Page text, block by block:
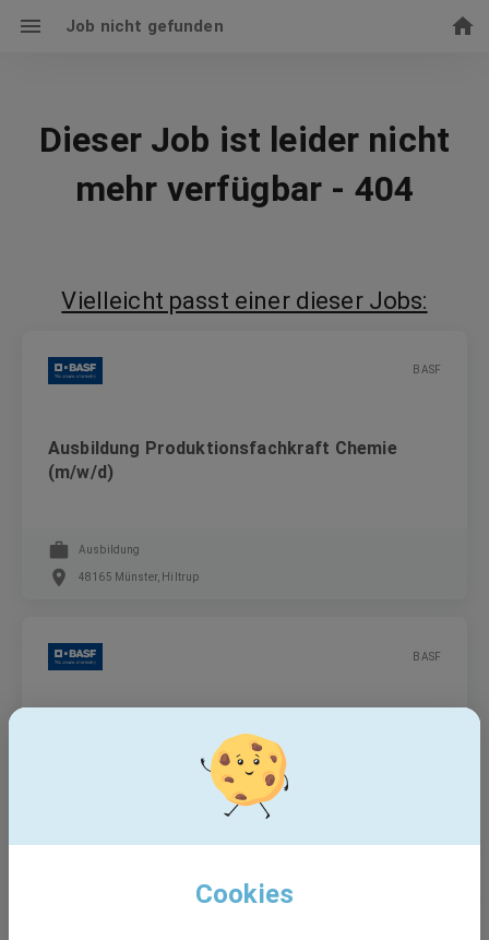
Job nicht gefunden
Dieser Job ist leider nicht
mehr verfügbar - 404
Vielleicht passt einer dieser Jobs:
BASF
Ausbildung Produktionsfachkraft Chemie
(m/w/d)
Ausbildung
48165 Münster, Hiltrup
BASF
Senior Auditor (m/w/d)
Cookies